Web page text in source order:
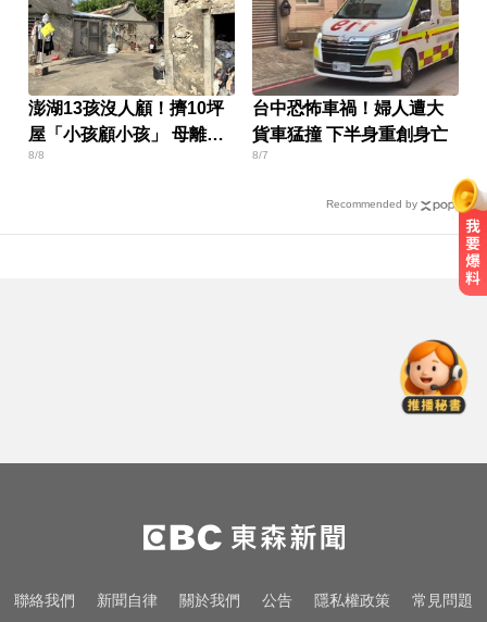
澎湖13孩沒人顧！擠10坪
屋「小孩顧小孩」 母離家
帶走補助金
8/8
台中恐怖車禍！婦人遭大
貨車猛撞 下半身重創身亡
8/7
Recommended by
可喬165種姿勢售價曝
MLB／費爾柴德一度成自由球員 簽
小聯盟約重回水手3A
俄軍空襲烏克蘭首都基輔及周邊區
聯絡我們 新聞自律 關於我們 公告 隱私權政策 常見問題